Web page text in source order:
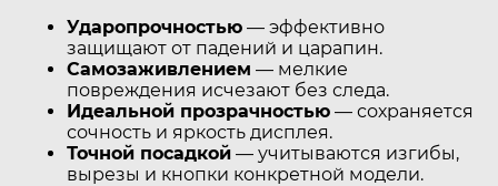
Ударопрочностью — эффективно
защищают от падений и царапин.
Самозаживлением — мелкие
повреждения исчезают без следа.
Идеальной прозрачностью — сохраняется
сочность и яркость дисплея.
Точной посадкой — учитываются изгибы,
вырезы и кнопки конкретной модели.